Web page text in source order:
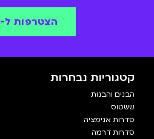
הצטרפות ל-BIGI
קטגוריות נבחרות
הבנים והבנות
ששטוס
סדרות אנימציה
סדרות דרמה